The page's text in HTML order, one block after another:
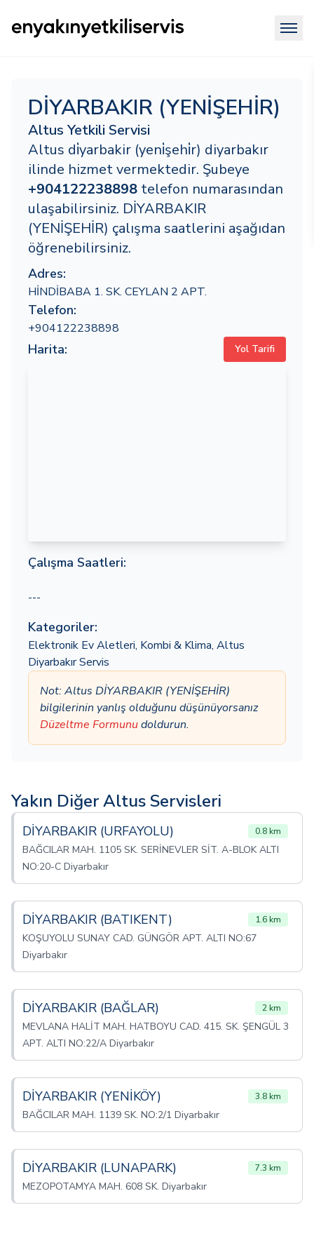
DİYARBAKIR (YENİŞEHİR)
Altus Yetkili Servisi
Altus di̇yarbakir (yeni̇şehi̇r) diyarbakır
ilinde hizmet vermektedir. Şubeye
+904122238898 telefon numarasından
ulaşabilirsiniz. DİYARBAKIR
(YENİŞEHİR) çalışma saatlerini aşağıdan
öğrenebilirsiniz.
Adres:
HİNDİBABA 1. SK. CEYLAN 2 APT.
Telefon:
+904122238898
Harita: Yol Tarifi
Çalışma Saatleri:
---
Kategoriler:
Elektronik Ev Aletleri, Kombi & Klima, Altus
Diyarbakır Servis
Not: Altus DİYARBAKIR (YENİŞEHİR)
bilgilerinin yanlış olduğunu düşünüyorsanız
Düzeltme Formunudoldurun.
Yakın Diğer Altus Servisleri
DİYARBAKIR (URFAYOLU) 0.8 km
BAĞCILAR MAH. 1105 SK. SERİNEVLER SİT. A-BLOK ALTI
NO:20-C Diyarbakır
DİYARBAKIR (BATIKENT) 1.6 km
KOŞUYOLU SUNAY CAD. GÜNGÖR APT. ALTI NO:67
Diyarbakır
DİYARBAKIR (BAĞLAR) 2 km
MEVLANA HALİT MAH. HATBOYU CAD. 415. SK. ŞENGÜL 3
APT. ALTI NO:22/A Diyarbakır
DİYARBAKIR (YENİKÖY) 3.8 km
BAĞCILAR MAH. 1139 SK. NO:2/1 Diyarbakır
DİYARBAKIR (LUNAPARK) 7.3 km
MEZOPOTAMYA MAH. 608 SK. Diyarbakır